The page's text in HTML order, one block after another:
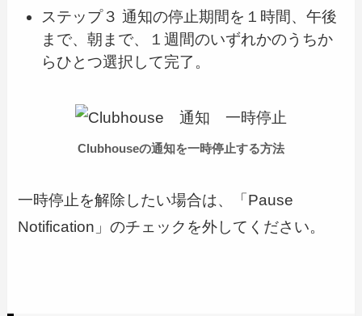
ステップ３ 通知の停止期間を１時間、午後
まで、朝まで、１週間のいずれかのうちか
らひとつ選択して完了。
Clubhouseの通知を一時停止する方法
一時停止を解除したい場合は、「Pause
Notification」のチェックを外してください。